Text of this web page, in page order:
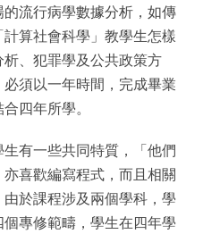
流行病學數據分析，如傳
算社會科學」教學生怎樣
、犯罪學及公共政策方
須以一年時間，完成畢業
四年所學。
有一些共同特質，「他們
喜歡編寫程式，而且相關
於課程涉及兩個學科，學
專修範疇，學生在四年學